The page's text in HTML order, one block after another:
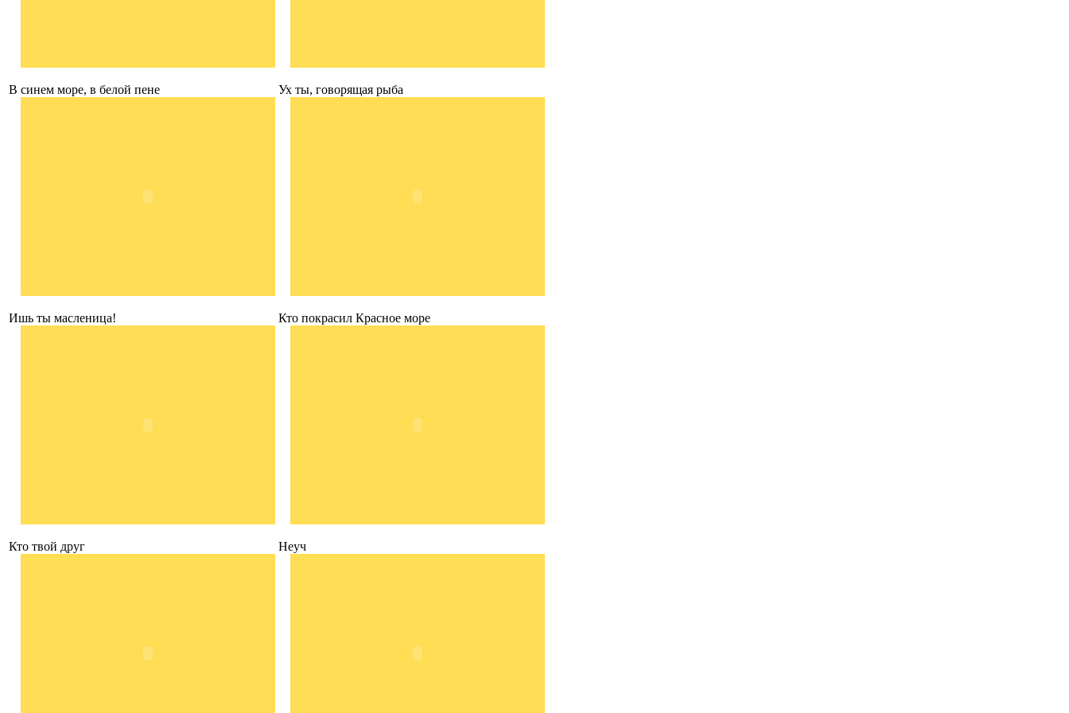
В синем море, в белой пене Ух ты, говорящая рыба
Ишь ты масленица! Кто покрасил Красное море
Кто твой друг Неуч